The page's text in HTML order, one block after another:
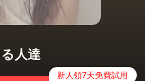
人達
新人領7天免費試用